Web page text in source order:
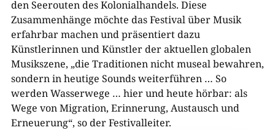
den Seerouten des Kolonialhandels. Diese
Zusammenhänge möchte das Festival über Musik
erfahrbar machen und präsentiert dazu
Künstlerinnen und Künstler der aktuellen globalen
Musikszene, „die Traditionen nicht museal bewahren,
sondern in heutige Sounds weiterführen … So
werden Wasserwege … hier und heute hörbar: als
Wege von Migration, Erinnerung, Austausch und
Erneuerung“, so der Festivalleiter.